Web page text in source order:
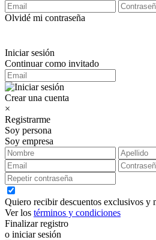
Olvidé mi contraseña
Iniciar sesión
Continuar como invitado
Crear una cuenta
×
Registrarme
Soy persona
Soy empresa
Quiero recibir descuentos exclusivos y
Ver los términos y condiciones
Finalizar registro
o iniciar sesión